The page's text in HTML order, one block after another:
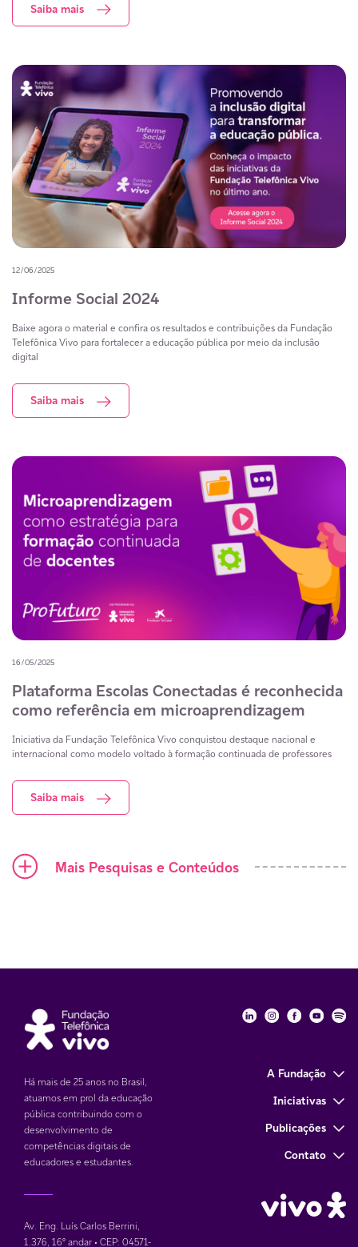
Saiba mais
12/06/2025
Informe Social 2024
Baixe agora o material e confira os resultados e contribuições da Fundação
Telefônica Vivo para fortalecer a educação pública por meio da inclusão
digital
Saiba mais
16/05/2025
Plataforma Escolas Conectadas é reconhecida
como referência em microaprendizagem
Iniciativa da Fundação Telefônica Vivo conquistou destaque nacional e
internacional como modelo voltado à formação continuada de professores
Saiba mais
Ícone maisMais Pesquisas e Conteúdos
Há mais de 25 anos no Brasil,
atuamos em prol da educação
pública contribuindo com o
desenvolvimento de
competências digitais de
educadores e estudantes.
Av. Eng. Luís Carlos Berrini,
1.376, 16° andar • CEP: 04571-
Fundação
Fundação
A Fundação
Iniciativas
Publicações
Contato